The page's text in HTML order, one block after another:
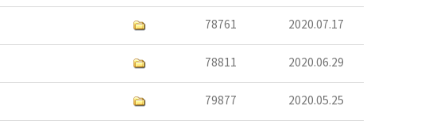
78761 2020.07.17
78811 2020.06.29
79877 2020.05.25